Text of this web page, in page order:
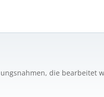
die bearbeitet